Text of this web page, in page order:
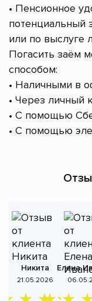
• Пенсионное
потенциальный
или по выслуге
Погасить заём
способом:
• Наличными в
• Через личный
• С помощью
• С помощью
Никита
21.05.2026
Елена